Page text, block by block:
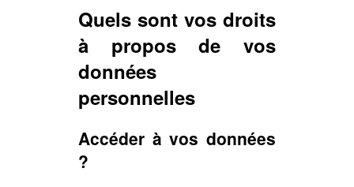
Quels sont vos droits
à propos de vos
données
personnelles
Accéder à vos données
?